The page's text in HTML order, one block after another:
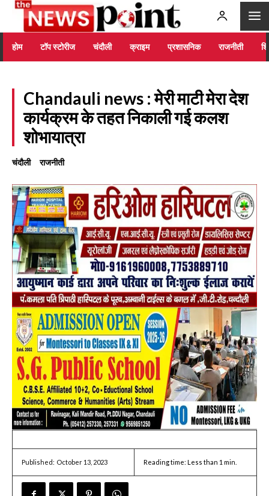
होम टॉप स्टोरीज चंदौली क्राइम प्रशासनिक राजनीती
Chandauli news : मेरी माटी मेरा देश
कार्यक्रम के तहत निकाली गई कलश
शोभायात्रा
चंदौली राजनीती
Published: October 13, 2023 Reading time: Less than 1 min.